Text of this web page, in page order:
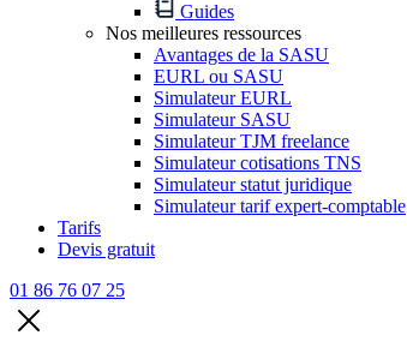
Guides
Nos meilleures ressources
Avantages de la SASU
EURL ou SASU
Simulateur EURL
Simulateur SASU
Simulateur TJM freelance
Simulateur cotisations TNS
Simulateur statut juridique
Simulateur tarif expert-comptable
Tarifs
Devis gratuit
01 86 76 07 25